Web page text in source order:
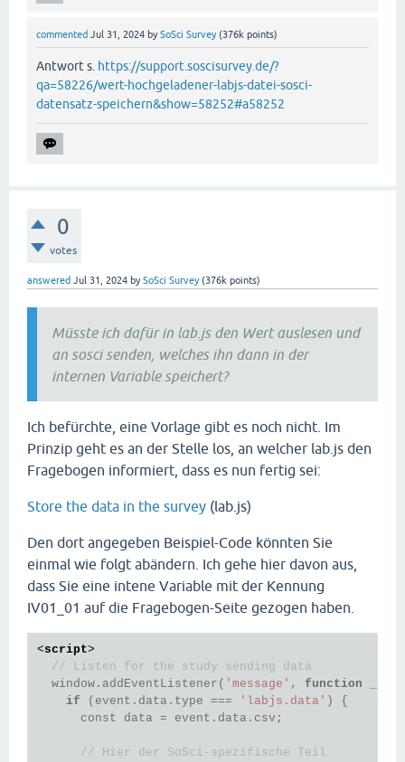
commented Jul 31, 2024 bySoSci Survey (376k points)
Antwort s. https://support.soscisurvey.de/?
qa=58226/wert-hochgeladener-labjs-datei-sosci-
datensatz-speichern&show=58252#a58252
0
votes
answered Jul 31, 2024 bySoSci Survey (376k points)
Müsste ich dafür in lab.js den Wert auslesen und
an sosci senden, welches ihn dann in der
internen Variable speichert?
Ich befürchte, eine Vorlage gibt es noch nicht. Im
Prinzip geht es an der Stelle los, an welcher lab.js den
Fragebogen informiert, dass es nun fertig sei:
Store the data in the survey (lab.js)
Den dort angegeben Beispiel-Code könnten Sie
einmal wie folgt abändern. Ich gehe hier davon aus,
dass Sie eine intene Variable mit der Kennung
IV01_01 auf die Fragebogen-Seite gezogen haben.
<script>
// Listen for the study sending data
  window.addEventListener(
'message' , function
if (event.data.type === 'labjs.data' ) {
      const data = event.data.csv;
// Hier der SoSci-spezifische Teil